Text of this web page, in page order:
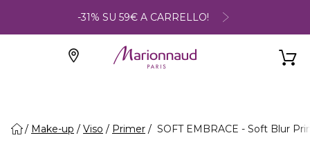
-31% SU 59€ A CARRELLO!
Make-up Viso Primer SOFT EMBRACE - Soft Blur